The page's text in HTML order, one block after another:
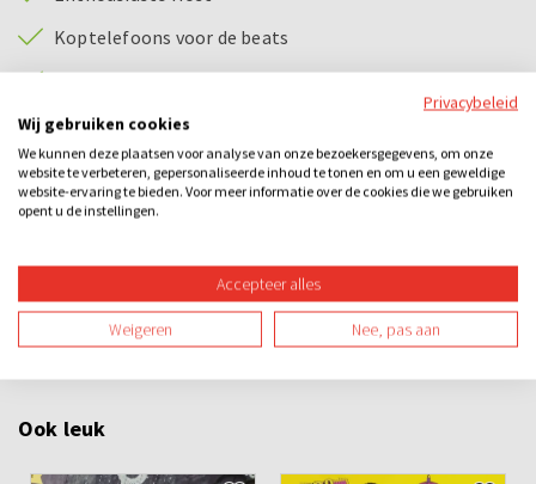
Koptelefoons voor de beats
Categorieën
Sightseeing Sportieve fun Losse activiteiten Bedrijfsuitje
Vrijgezellenuitje Avond Overdag Buiten Spel
Sportief Teambuilding
Ook leuk
Privacybeleid
Wij gebruiken cookies
We kunnen deze plaatsen voor analyse van onze bezoekersgegevens, om onze
website te verbeteren, gepersonaliseerde inhoud te tonen en om u een geweldige
website-ervaring te bieden. Voor meer informatie over de cookies die we gebruiken
opent u de instellingen.
Accepteer alles
Weigeren Nee, pas aan